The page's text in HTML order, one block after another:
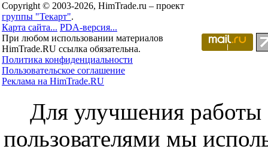
Copyright © 2003-2026, HimTrade.ru – проект
группы "Текарт".
Карта сайта... PDA-версия...
При любом использовании материалов
HimTrade.RU ссылка обязательна.
Политика конфиденциальности
Пользовательское соглашение
Реклама на HimTrade.RU
Для улучшения работы
пользователями мы